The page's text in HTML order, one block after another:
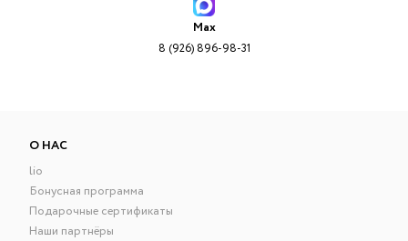
Max
8 (926) 896-98-31
О НАС
lio
Бонусная программа
Подарочные сертификаты
Наши партнёры